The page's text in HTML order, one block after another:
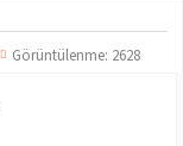
Görüntülenme: 2628